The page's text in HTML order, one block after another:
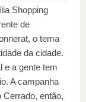
Shopping
de
o tema
da cidade.
e a gente tem
A campanha
Cerrado, então,